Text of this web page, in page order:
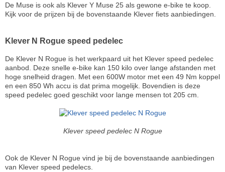
De Muse is ook als Klever Y Muse 25 als gewone e-bike te koop.
Kijk voor de prijzen bij de bovenstaande Klever fiets aanbiedingen.
Klever N Rogue speed pedelec
De Klever N Rogue is het werkpaard uit het Klever speed pedelec
aanbod. Deze snelle e-bike kan 150 kilo over lange afstanden met
hoge snelheid dragen. Met een 600W motor met een 49 Nm koppel
en een 850 Wh accu is dat prima mogelijk. Bovendien is deze
speed pedelec goed geschikt voor lange mensen tot 205 cm.
Klever speed pedelec N Rogue
Ook de Klever N Rogue vind je bij de bovenstaande aanbiedingen
van Klever speed pedelecs.